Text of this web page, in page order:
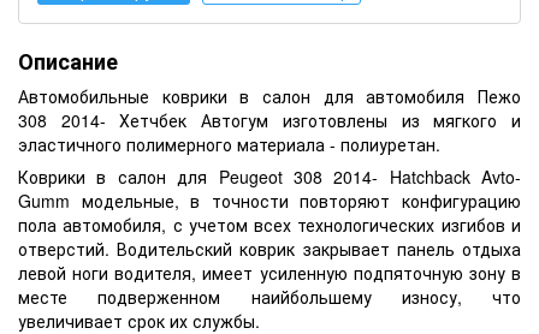
Описание
Автомобильные коврики в салон для автомобиля Пежо
308 2014- Хетчбек Автогум изготовлены из мягкого и
эластичного полимерного материала - полиуретан.
Коврики в салон для Peugeot 308 2014- Hatchback Avto-
Gumm модельные, в точности повторяют конфигурацию
пола автомобиля, с учетом всех технологических изгибов и
отверстий. Водительский коврик закрывает панель отдыха
левой ноги водителя, имеет усиленную подпяточную зону в
месте подверженном наийбольшему износу, что
увеличивает срок их службы.